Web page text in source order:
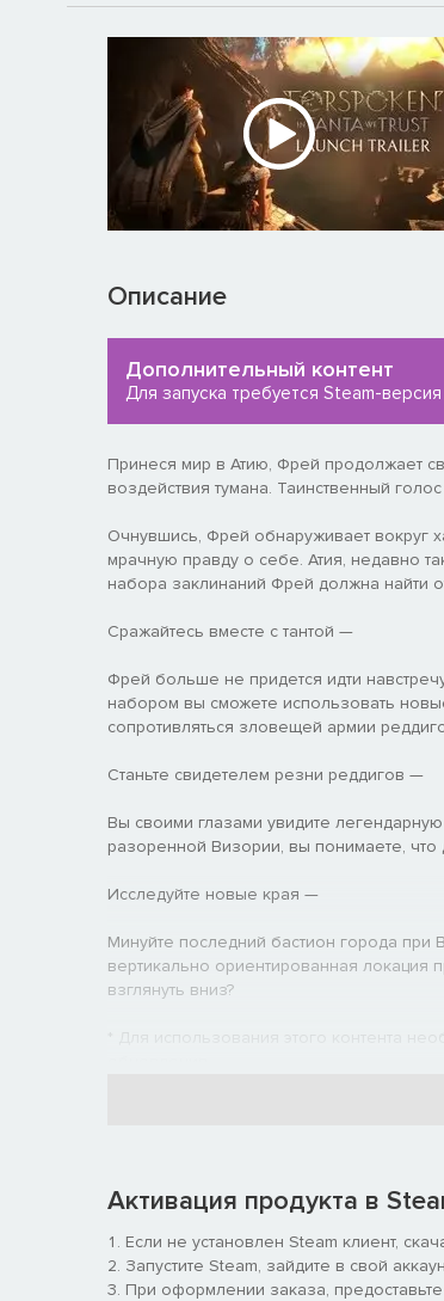
Описание
Дополнительный контент
Для запуска требуется Steam-
Принеся мир в Атию, Фрей продолжает
воздействия тумана. Таинственный
Очнувшись, Фрей обнаруживает вокруг
мрачную правду о себе. Атия, недавно
набора заклинаний Фрей должна найти
Сражайтесь вместе с тантой —
Фрей больше не придется идти
набором вы сможете использовать
сопротивляться зловещей армии
Станьте свидетелем резни реддигов —
Вы своими глазами увидите
разоренной Визории, вы понимаете, что
Исследуйте новые края —
Минуйте последний бастион города при
вертикально ориентированная
взглянуть вниз?
Активация продукта в
Если не установлен Steam клиент,
Запустите Steam, зайдите в свой
При оформлении заказа,